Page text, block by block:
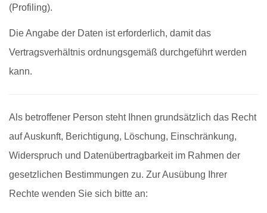
(Profiling).
Die Angabe der Daten ist erforderlich, damit das
Vertragsverhältnis ordnungsgemäß durchgeführt werden
kann.
Als betroffener Person steht Ihnen grundsätzlich das Recht
auf Auskunft, Berichtigung, Löschung, Einschränkung,
Widerspruch und Datenübertragbarkeit im Rahmen der
gesetzlichen Bestimmungen zu. Zur Ausübung Ihrer
Rechte wenden Sie sich bitte an: